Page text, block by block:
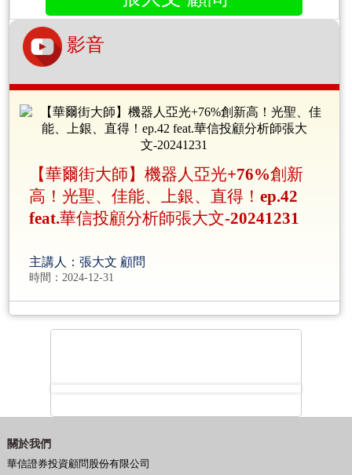
影音
【華爾街大師】機器人亞光+76%創新
高！光聖、佳能、上銀、直得！ep.42
feat.華信投顧分析師張大文-20241231
主講人：張大文 顧問
時間：2024-12-31
關於我們
華信證券投資顧問股份有限公司